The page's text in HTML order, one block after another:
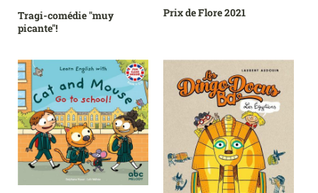
Tragi-comédie "muy
picante"!
Prix de Flore 2021